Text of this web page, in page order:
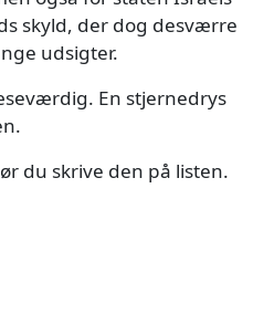
skyld, der dog desværre
udsigter.
En stjernedrys
du skrive den på listen.